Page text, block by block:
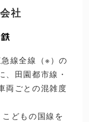
社
線全線（※）の
、田園都市線・
両ごとの混雑度
どもの国線を